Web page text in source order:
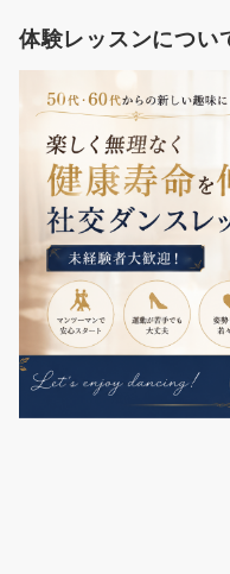
体験レッスンについ